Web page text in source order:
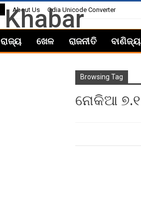
About Us Odia Unicode Converter
ରାଜ୍ୟ ଖେଳ ରାଜନୀତି ବାଣିଜ୍ୟ
Browsing Tag
ନୋକିଆ ୭.୧